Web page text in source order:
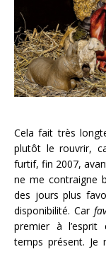
Cela fait très
plutôt le rouvrir,
furtif, fin 2007,
ne me contraigne
des jours plus
disponibilité. Car
premier à l’esprit
temps présent. Je